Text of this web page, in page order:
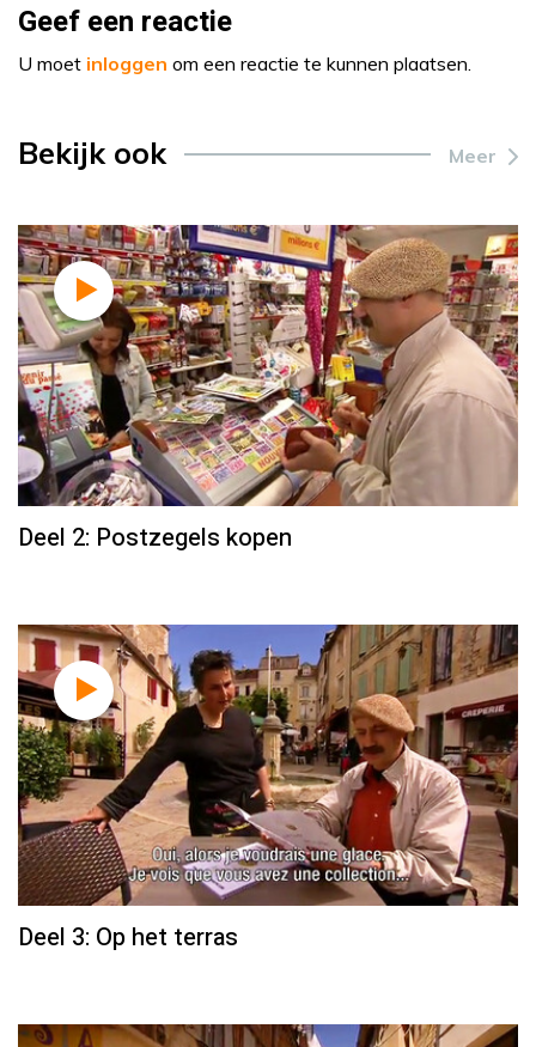
Geef een reactie
U moet inloggen om een reactie te kunnen plaatsen.
Bekijk ook Meer
Deel 2: Postzegels kopen
Deel 3: Op het terras